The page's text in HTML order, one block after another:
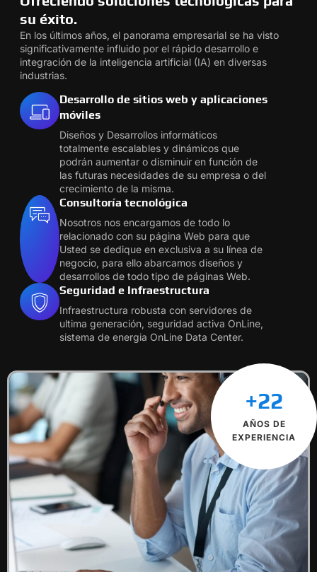
su éxito.
En los últimos años, el panorama empresarial se ha visto
significativamente influido por el rápido desarrollo e
integración de la inteligencia artificial (IA) en diversas
industrias.
Desarrollo de sitios web y aplicaciones
móviles
Diseños y Desarrollos informáticos
totalmente escalables y dinámicos que
podrán aumentar o disminuir en función de
las futuras necesidades de su empresa o del
crecimiento de la misma.
Consultoría tecnológica
Nosotros nos encargamos de todo lo
relacionado con su página Web para que
Usted se dedique en exclusiva a su línea de
negocio, para ello abarcamos diseños y
desarrollos de todo tipo de páginas Web.
Seguridad e Infraestructura
Infraestructura robusta con servidores de
ultima generación, seguridad activa OnLine,
sistema de energia OnLine Data Center.
+22
AÑOS DE
EXPERIENCIA